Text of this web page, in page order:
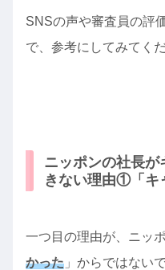
SNSの声や審査員の評
で、参考にしてみてくだ
ニッポンの社長
きない理由①「キ
一つ目の理由が、ニッ
かった 」からではない